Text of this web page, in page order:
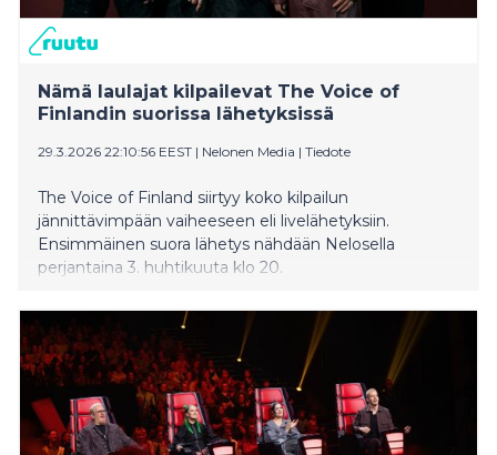
Nämä laulajat kilpailevat The Voice of
Finlandin suorissa lähetyksissä
29.3.2026 22:10:56 EEST | Nelonen Media | Tiedote
The Voice of Finland siirtyy koko kilpailun
jännittävimpään vaiheeseen eli livelähetyksiin.
Ensimmäinen suora lähetys nähdään Nelosella
perjantaina 3. huhtikuuta klo 20.